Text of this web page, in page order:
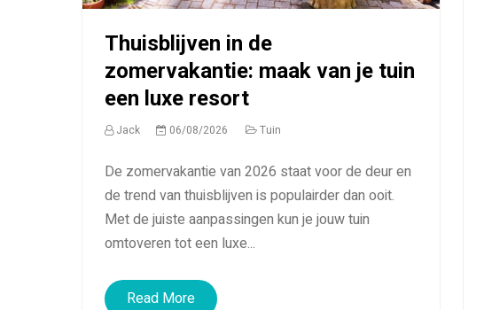
Thuisblijven in de
zomervakantie: maak van je tuin
een luxe resort
Jack 06/08/2026 Tuin
De zomervakantie van 2026 staat voor de deur en
de trend van thuisblijven is populairder dan ooit.
Met de juiste aanpassingen kun je jouw tuin
omtoveren tot een luxe...
Read More